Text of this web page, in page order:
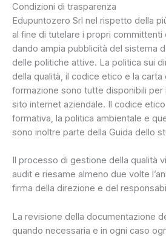
Condizioni di trasparenza
Edupuntozero Srl nel rispetto della
al fine di tutelare i propri committenti
dando ampia pubblicità del sistema
delle politiche attive. La politica sui
della qualità, il codice etico e la carta
formazione sono tutte disponibili per
sito internet aziendale. Il codice
formativa, la politica ambientale e
sono inoltre parte della Guida dello
Il processo di gestione della qualità
audit e riesame almeno due volte
firma della direzione e del
La revisione della documentazione
quando necessaria e in ogni caso